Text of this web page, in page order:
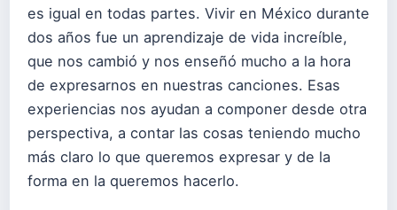
es igual en todas partes. Vivir en México durante
dos años fue un aprendizaje de vida increíble,
que nos cambió y nos enseñó mucho a la hora
de expresarnos en nuestras canciones. Esas
experiencias nos ayudan a componer desde otra
perspectiva, a contar las cosas teniendo mucho
más claro lo que queremos expresar y de la
forma en la queremos hacerlo.